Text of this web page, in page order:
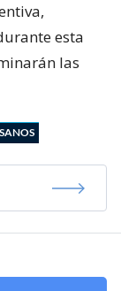
esta
las